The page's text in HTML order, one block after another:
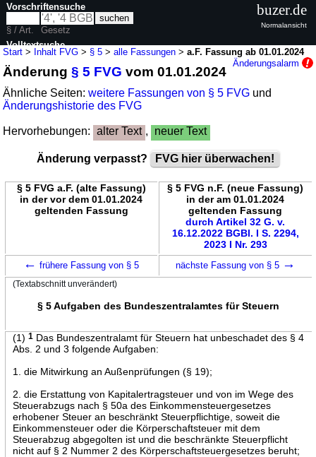
Start > Inhalt FVG > § 5 >alle Fassungen >a.F. Fassung ab 01.01.2024
Änderungsalarm
Änderung§ 5 FVG vom 01.01.2024
Ähnliche Seiten:weitere Fassungen von § 5 FVG und
Änderungshistorie des FVG
Hervorhebungen: alter Text , neuer Text
Änderung verpasst? FVG hier überwachen!
§ 5 FVG a.F. (alte Fassung)
in der vor dem 01.01.2024
geltenden Fassung
§ 5 FVG n.F. (neue Fassung)
in der am 01.01.2024
geltenden Fassung
durch Artikel 32 G. v.
16.12.2022 BGBl. I S. 2294,
2023 I Nr. 293
← frühere Fassung von § 5 nächste Fassung von § 5 →
(Textabschnitt unverändert)
§ 5 Aufgaben des Bundeszentralamtes für Steuern
(1) 1Das Bundeszentralamt für Steuern hat unbeschadet des § 4
Abs. 2 und 3 folgende Aufgaben:
1. die Mitwirkung an Außenprüfungen (§ 19);
2. die Erstattung von Kapitalertragsteuer und von im Wege des
Steuerabzugs nach § 50a des Einkommensteuergesetzes
erhobener Steuer an beschränkt Steuerpflichtige, soweit die
Einkommensteuer oder die Körperschaftsteuer mit dem
Steuerabzug abgegolten ist und die beschränkte Steuerpflicht
nicht auf § 2 Nummer 2 des Körperschaftsteuergesetzes beruht;
Vorschriftensuche
§ / Art.
Gesetz
Volltextsuche
nur in FVG
buzer.de
Normalansicht